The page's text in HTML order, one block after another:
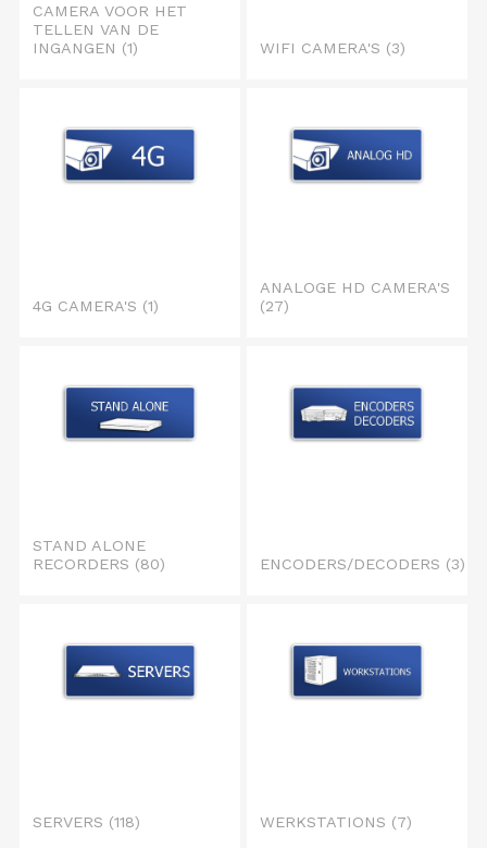
CAMERA VOOR HET
TELLEN VAN DE
INGANGEN (1) WIFI CAMERA'S (3)
4G CAMERA'S (1)
ANALOGE HD CAMERA'S
(27)
STAND ALONE
RECORDERS (80) ENCODERS/DECODERS (3)
SERVERS (118) WERKSTATIONS (7)